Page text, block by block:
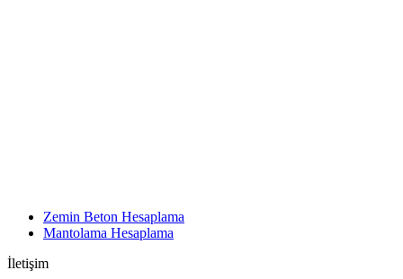
Zemin Beton Hesaplama
Mantolama Hesaplama
İletişim